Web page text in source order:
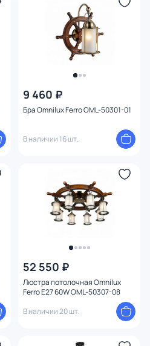
9 460 ₽
Бра Omnilux Ferro OML-50301-01
В наличии 16 шт.
52 550 ₽
Люстра потолочная Omnilux
Ferro E27 60W OML-50307-08
В наличии 20 шт.